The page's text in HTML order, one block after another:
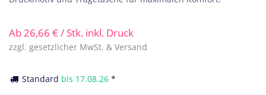
Ab26,66 €/ Stk. inkl. Druck
zzgl. gesetzlicher MwSt. & Versand
Standard bis 17.08.26 *